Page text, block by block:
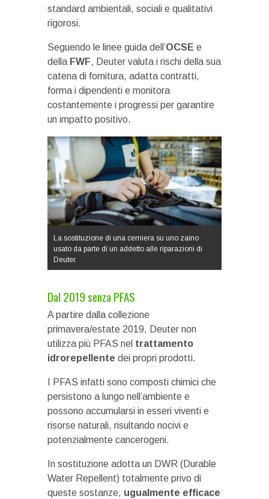
standard ambientali, sociali e qualitativi
rigorosi.
Seguendo le linee guida dell’OCSE e
della FWF, Deuter valuta i rischi della sua
catena di fornitura, adatta contratti,
forma i dipendenti e monitora
costantemente i progressi per garantire
un impatto positivo.
La sostituzione di una cerniera su uno zaino
usato da parte di un addetto alle riparazioni di
Deuter.
Dal 2019 senza PFAS
A partire dalla collezione
primavera/estate 2019, Deuter non
utilizza più PFAS nel trattamento
idrorepellente dei propri prodotti.
I PFAS infatti sono composti chimici che
persistono a lungo nell’ambiente e
possono accumularsi in esseri viventi e
risorse naturali, risultando nocivi e
potenzialmente cancerogeni.
In sostituzione adotta un DWR (Durable
Water Repellent) totalmente privo di
queste sostanze, ugualmente efficace